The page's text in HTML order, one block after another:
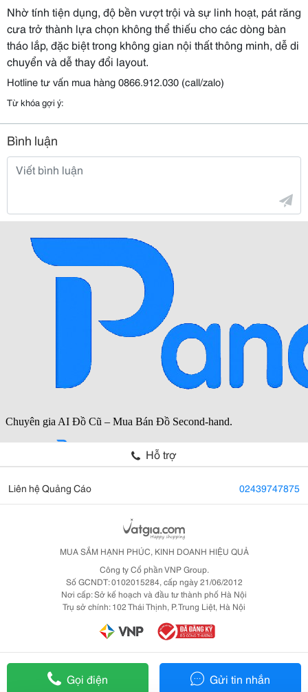
Nhờ tính tiện dụng, độ bền vượt trội và sự linh hoạt, pát răng
cưa trở thành lựa chọn không thể thiếu cho các dòng bàn
tháo lắp, đặc biệt trong không gian nội thất thông minh, dễ di
chuyển và dễ thay đổi layout.
Hotline tư vấn mua hàng 0866.912.030 (call/zalo)
Từ khóa gợi ý:
Bình luận
Gọi điện Gửi tin nhắn
Hỗ trợ
Liên hệ Quảng Cáo 02439747875
MUA SẮM HẠNH PHÚC, KINH DOANH HIỆU QUẢ
Công ty Cổ phần VNP Group.
Số GCNDT: 0102015284, cấp ngày 21/06/2012
Nơi cấp: Sở kế hoạch và đầu tư thành phố Hà Nội
Trụ sở chính: 102 Thái Thịnh, P. Trung Liệt, Hà Nội